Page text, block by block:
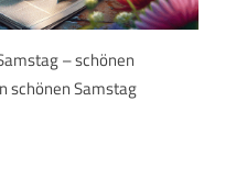
– schönen
schönen Samstag